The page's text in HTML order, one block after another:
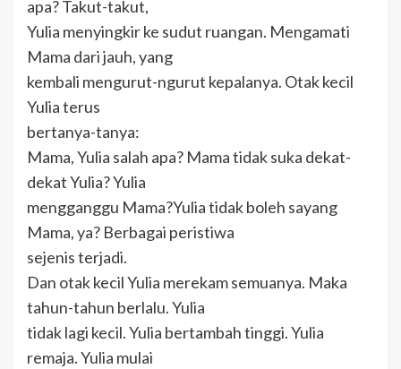
apa? Takut-takut,
Yulia menyingkir ke sudut ruangan. Mengamati
Mama dari jauh, yang
kembali mengurut-ngurut kepalanya. Otak kecil
Yulia terus
bertanya-tanya:
Mama, Yulia salah apa? Mama tidak suka dekat-
dekat Yulia? Yulia
mengganggu Mama?Yulia tidak boleh sayang
Mama, ya? Berbagai peristiwa
sejenis terjadi.
Dan otak kecil Yulia merekam semuanya. Maka
tahun-tahun berlalu. Yulia
tidak lagi kecil. Yulia bertambah tinggi. Yulia
remaja. Yulia mulai